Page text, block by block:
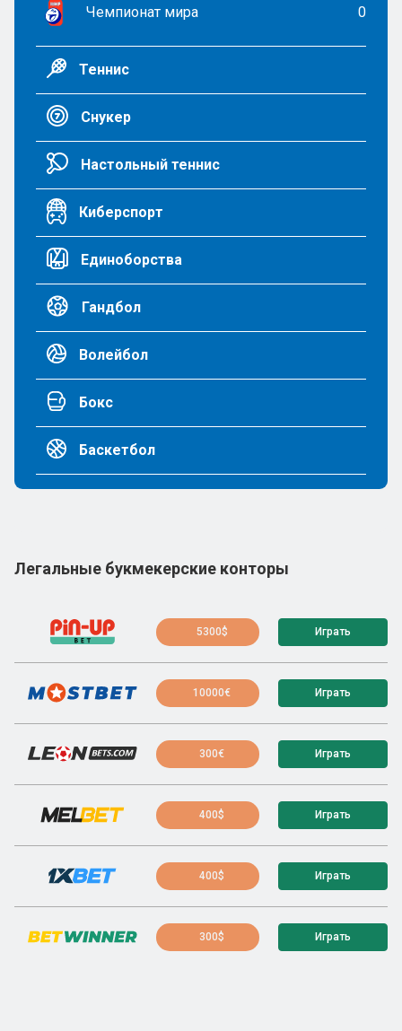
Чемпионат мира 0
Теннис
Снукер
Настольный теннис
Киберспорт
Единоборства
Гандбол
Волейбол
Бокс
Баскетбол
Легальные букмекерские конторы
5300$ Играть
10000€ Играть
300€ Играть
400$ Играть
400$ Играть
300$ Играть